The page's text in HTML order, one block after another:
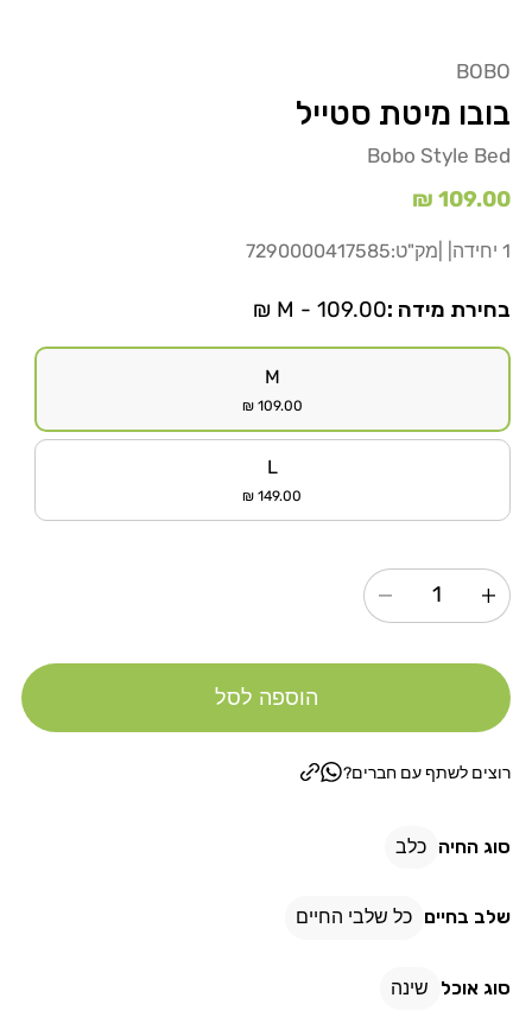
BOBO
בובו מיטת סטייל
Bobo Style Bed
מחיר
רגיל
109.00 ₪
1 יחידה מק"ט:7290000417585
בחירת מידה : M - 109.00 ₪
M
109.00 ₪
הגרסה
אזלה
או
זמינה
L
149.00 ₪
הגרסה
אזלה
הגדל
עבור
מיטת
סטייל
הקטנת
מיטת
סטייל
הוספה לסל
רוצים לשתף עם חברים?
סוג החיה כלב
שלב בחיים כל שלבי החיים
סוג אוכל שינה